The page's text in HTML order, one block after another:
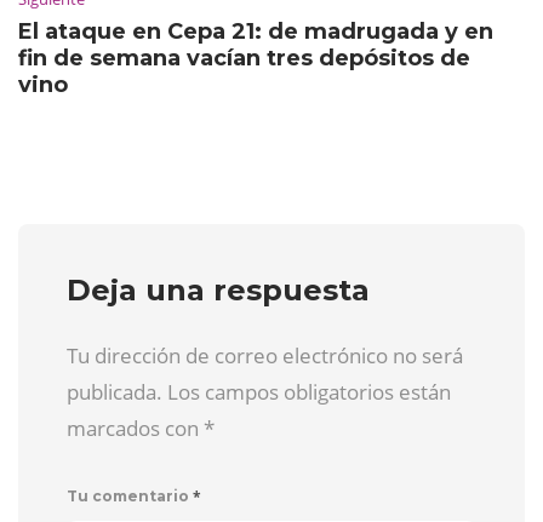
El ataque en Cepa 21: de madrugada y en
fin de semana vacían tres depósitos de
vino
Deja una respuesta
Tu dirección de correo electrónico no será
publicada. Los campos obligatorios están
marcados con *
Tu comentario *